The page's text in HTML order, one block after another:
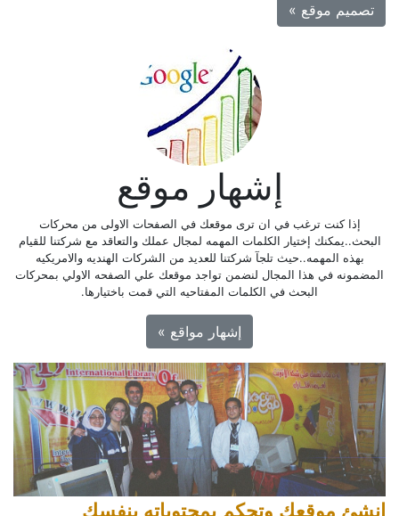
تصميم موقع »
إشهار موقع
إذا كنت ترغب في ان ترى موقعك في الصفحات الاولى من محركات
البحث..يمكنك إختيار الكلمات المهمه لمجال عملك والتعاقد مع شركتنا للقيام
بهذه المهمه..حيث تلجآ شركتنا للعديد من الشركات الهنديه والامريكيه
المضمونه في هذا المجال لنضمن تواجد موقعك علي الصفحه الاولي بمحركات
البحث في الكلمات المفتاحيه التي قمت باختيارها.
إشهار مواقع »
انشئ موقعك وتحكم بمحتوياته بنفسك